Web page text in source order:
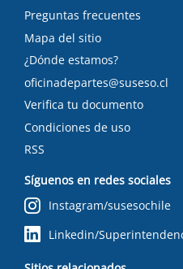
Preguntas frecuentes
Mapa del sitio
¿Dónde estamos?
oficinadepartes@suseso.cl
Verifica tu documento
Condiciones de uso
RSS
Síguenos en redes sociales
Instagram/susesochile
Linkedin/